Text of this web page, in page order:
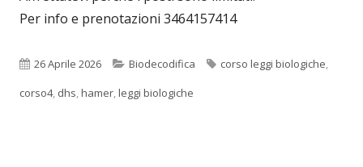
Per info e prenotazioni 3464157414
Pubblicato
26 Aprile 2026 Categorie
Biodecodifica Tag
corso leggi biologiche,
corso4, dhs,hamer,leggi biologiche